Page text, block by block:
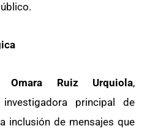
Omara Ruiz Urquiola,
principal de
inclusión de mensajes que